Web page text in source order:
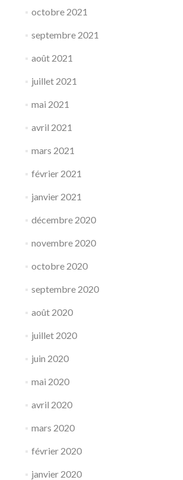
octobre 2021
septembre 2021
août 2021
juillet 2021
mai 2021
avril 2021
mars 2021
février 2021
janvier 2021
décembre 2020
novembre 2020
octobre 2020
septembre 2020
août 2020
juillet 2020
juin 2020
mai 2020
avril 2020
mars 2020
février 2020
janvier 2020